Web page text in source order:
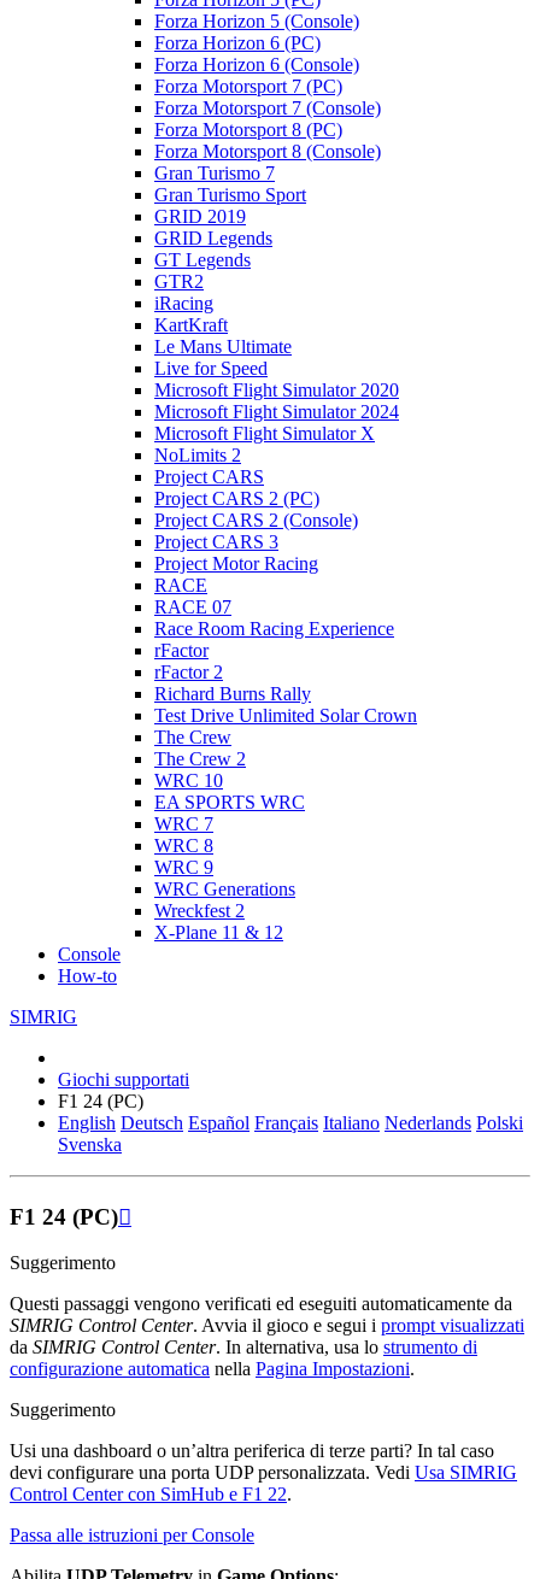
Forza Horizon 5 (Console)
Forza Horizon 6 (PC)
Forza Horizon 6 (Console)
Forza Motorsport 7 (PC)
Forza Motorsport 7 (Console)
Forza Motorsport 8 (PC)
Forza Motorsport 8 (Console)
Gran Turismo 7
Gran Turismo Sport
GRID 2019
GRID Legends
GT Legends
GTR2
iRacing
KartKraft
Le Mans Ultimate
Live for Speed
Microsoft Flight Simulator 2020
Microsoft Flight Simulator 2024
Microsoft Flight Simulator X
NoLimits 2
Project CARS
Project CARS 2 (PC)
Project CARS 2 (Console)
Project CARS 3
Project Motor Racing
RACE
RACE 07
Race Room Racing Experience
rFactor
rFactor 2
Richard Burns Rally
Test Drive Unlimited Solar Crown
The Crew
The Crew 2
WRC 10
EA SPORTS WRC
WRC 7
WRC 8
WRC 9
WRC Generations
Wreckfest 2
X-Plane 11 & 12
Console
How-to
SIMRIG
Giochi supportati
F1 24 (PC)
English Deutsch Español Français Italiano Nederlands Polski
Svenska
F1 24 (PC)
Suggerimento
Questi passaggi vengono verificati ed eseguiti automaticamente da
SIMRIG Control Center. Avvia il gioco e segui i prompt visualizzati
da SIMRIG Control Center. In alternativa, usa lo strumento di
configurazione automatica nella Pagina Impostazioni.
Suggerimento
Usi una dashboard o un’altra periferica di terze parti? In tal caso
devi configurare una porta UDP personalizzata. Vedi Usa SIMRIG
Control Center con SimHub e F1 22.
Passa alle istruzioni per Console